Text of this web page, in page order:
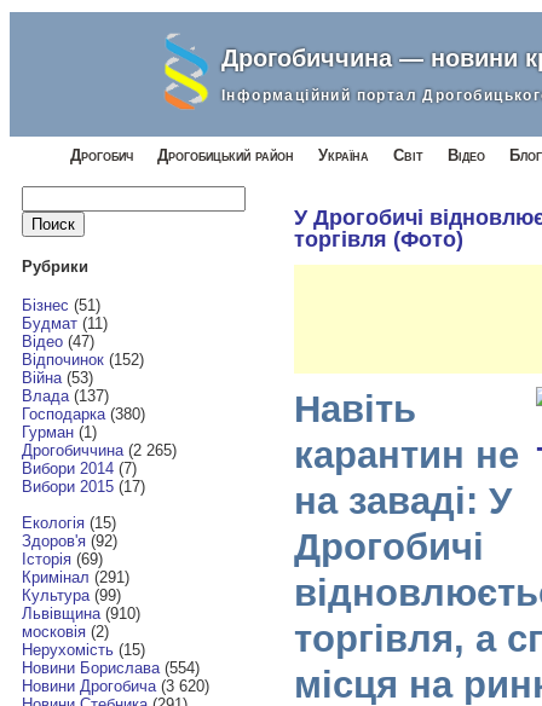
Дрогобиччина — новини
Інформаційний портал
Дрогобич Дрогобицький район Україна Світ Відео
Найти:
Рубрики
Бізнес (51)
Будмат(11)
Відео(47)
Відпочинок(152)
Війна(53)
Влада(137)
Господарка(380)
Гурман(1)
Дрогобиччина(2 265)
Вибори 2014(7)
Вибори 2015(17)
Екологія(15)
Здоров'я(92)
Історія(69)
Кримінал (291)
Культура(99)
Львівщина(910)
московія(2)
Нерухомість(15)
Новини Борислава(554)
Новини Дрогобича(3 620)
У Дрогобичі
торгівля (Фото)
Навіть
карантин не
на заваді: У
Дрогобичі
торгівля, а
місця на